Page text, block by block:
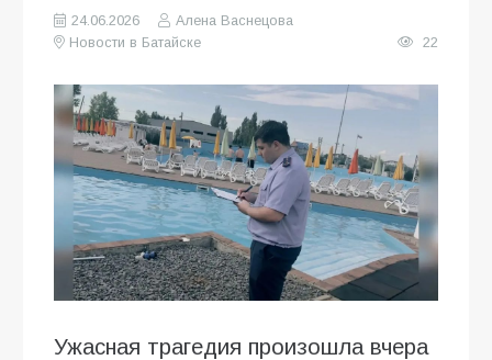
24.06.2026
Алена Васнецова
Новости в Батайске
22
Ужасная трагедия произошла вчера